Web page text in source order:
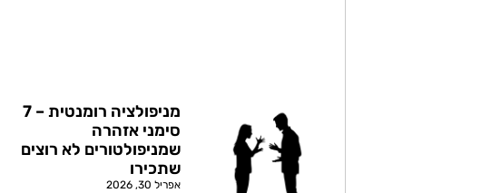
מניפולציה רומנטית – 7
סימני אזהרה
שמניפולטורים לא רוצים
שתכירו
אפריל 30, 2026